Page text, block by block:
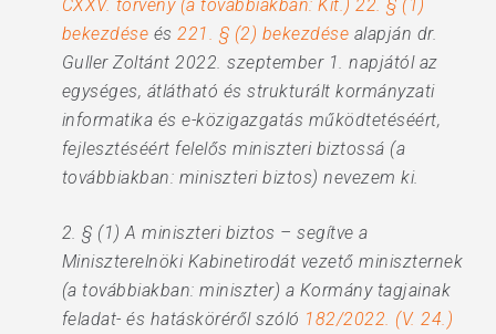
CXXV. törvény (a továbbiakban: Kit.) 22. § (1)
bekezdése és221. § (2) bekezdése alapján dr.
Guller Zoltánt 2022. szeptember 1. napjától az
egységes, átlátható és strukturált kormányzati
informatika és e-közigazgatás működtetéséért,
fejlesztéséért felelős miniszteri biztossá (a
továbbiakban: miniszteri biztos) nevezem ki.
2. § (1) A miniszteri biztos – segítve a
Miniszterelnöki Kabinetirodát vezető miniszternek
(a továbbiakban: miniszter) a Kormány tagjainak
feladat- és hatásköréről szóló 182/2022. (V. 24.)